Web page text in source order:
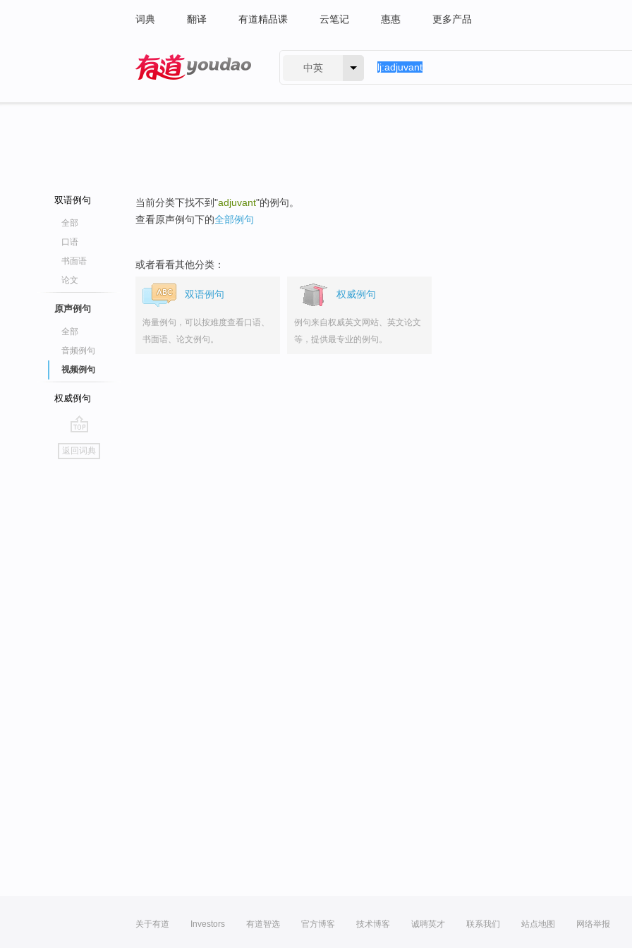
词典 翻译 有道精品课 云笔记 惠惠 更多产品
中英
双语例句
全部
口语
书面语
论文
原声例句
全部
音频例句
视频例句
权威例句
go
top
返回词典
当前分类下找不到"adjuvant"的例句。
查看原声例句下的全部例句
或者看看其他分类：
双语例句
海量例句，可以按难度查看口语、
书面语、论文例句。
权威例句
例句来自权威英文网站、英文论文
等，提供最专业的例句。
关于有道 Investors 有道智选 官方博客 技术博客 诚聘英才 联系我们 站点地图 网络举报